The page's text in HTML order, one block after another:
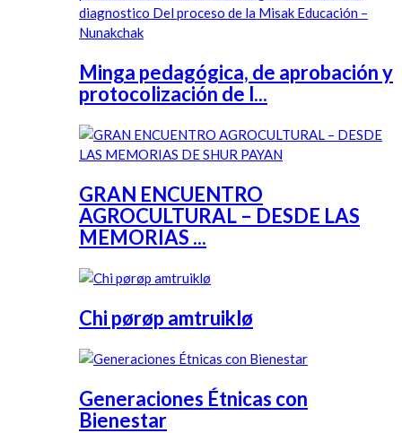
Minga pedagógica, de aprobación y
protocolización de l...
GRAN ENCUENTRO
AGROCULTURAL – DESDE LAS
MEMORIAS ...
Chi pørøp amtruiklø
Generaciones Étnicas con
Bienestar